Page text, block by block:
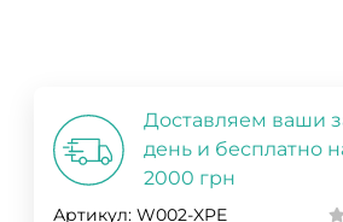
Доставляем ваши
день и бесплатно
2000 грн
Артикул: W002-XPE